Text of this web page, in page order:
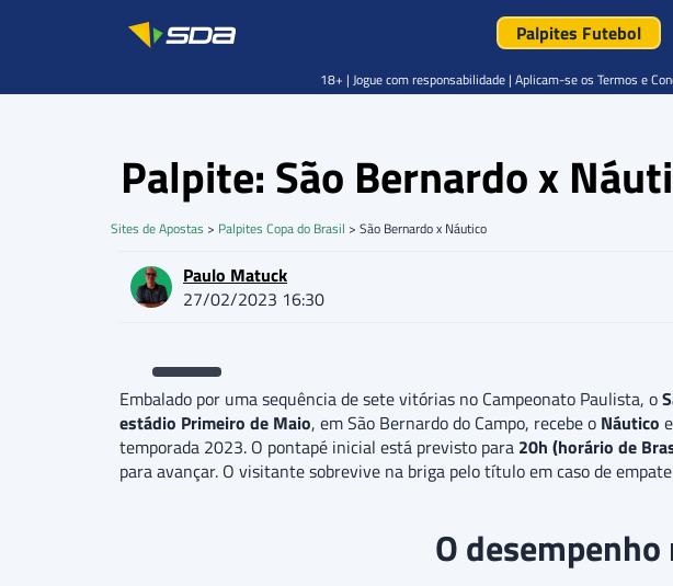
Palpites Futebol
Palpite: São Bernardo x
Sites de Apostas > Palpites Copa do Brasil > São Bernardo x Náutico
Paulo Matuck
27/02/2023 16:30
Embalado por uma sequência de sete vitórias no Campeonato Paulista, o
estádio Primeiro de Maio, em São Bernardo do Campo, recebe o Náutico
temporada 2023. O pontapé inicial está previsto para 20h (horário de
para avançar. O visitante sobrevive na briga pelo título em caso de
O
18+ | Jogue com responsabilidade | Aplicam-se os Termos e